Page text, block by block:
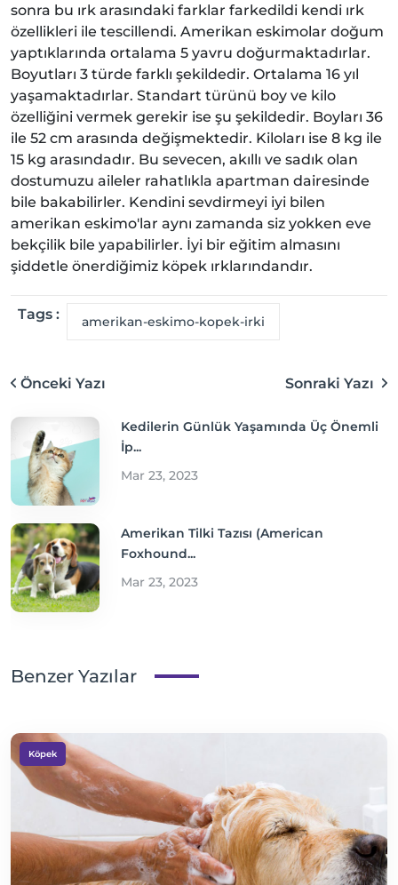
sonra bu ırk arasındaki farklar farkedildi kendi ırk
özellikleri ile tescillendi. Amerikan eskimolar doğum
yaptıklarında ortalama 5 yavru doğurmaktadırlar.
Boyutları 3 türde farklı şekildedir. Ortalama 16 yıl
yaşamaktadırlar. Standart türünü boy ve kilo
özelliğini vermek gerekir ise şu şekildedir. Boyları 36
ile 52 cm arasında değişmektedir. Kiloları ise 8 kg ile
15 kg arasındadır. Bu sevecen, akıllı ve sadık olan
dostumuzu aileler rahatlıkla apartman dairesinde
bile bakabilirler. Kendini sevdirmeyi iyi bilen
amerikan eskimo'lar aynı zamanda siz yokken eve
bekçilik bile yapabilirler. İyi bir eğitim almasını
şiddetle önerdiğimiz köpek ırklarındandır.
Tags : amerikan-eskimo-kopek-irki
Önceki Yazı Sonraki Yazı
Kedilerin Günlük Yaşamında Üç Önemli
İp...
Mar 23, 2023
Amerikan Tilki Tazısı (American
Foxhound...
Mar 23, 2023
Benzer Yazılar
Köpek